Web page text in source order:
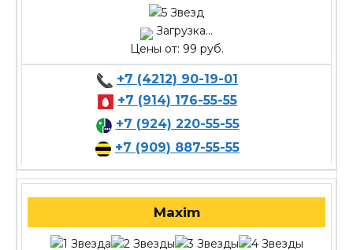
Загрузка...
Цены от: 99 руб.
+7 (4212) 90-19-01
+7 (914) 176-55-55
+7 (924) 220-55-55
+7 (909) 887-55-55
Maxim